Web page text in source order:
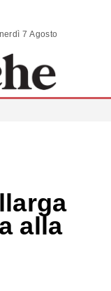
| COMMENTI | SCENARI - venerdì 7 Agosto 2026
alla